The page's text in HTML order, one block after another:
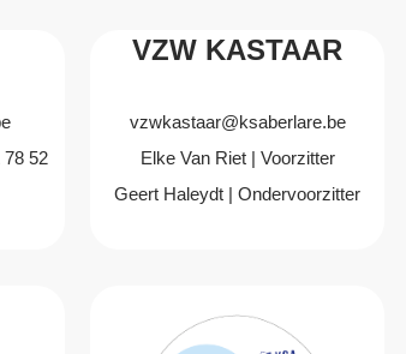
52
VZW KASTAAR
vzwkastaar@ksaberlare.be
Elke Van Riet | Voorzitter
Geert Haleydt | Ondervoorzitter